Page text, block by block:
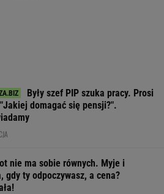
Były szef PIP szuka pracy. Prosi
domagać się pensji?".
nie ma sobie równych. Myje i
gdy ty odpoczywasz, a cena?